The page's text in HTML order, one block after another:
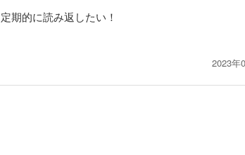
期的に読み返したい！
2023年